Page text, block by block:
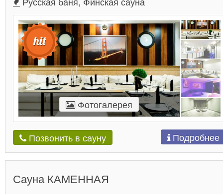
Фотогалерея
Позвонить в сауну Подробнее
Сауна КАМЕННАЯ